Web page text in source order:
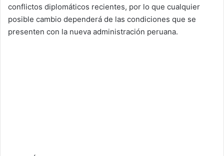
conflictos diplomáticos recientes, por lo que cualquier
posible cambio dependerá de las condiciones que se
presenten con la nueva administración peruana.